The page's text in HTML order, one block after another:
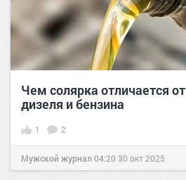
Чем солярка отличается от
дизеля и бензина
1 2
Мужской журнал 04:20 30 окт 2025